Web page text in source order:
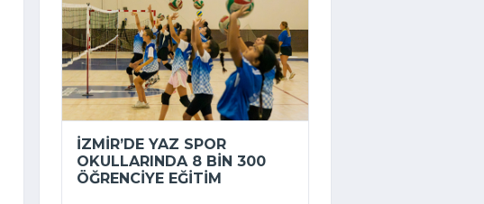
İZMIR’DE YAZ SPOR
OKULLARINDA 8 BIN 300
ÖĞRENCIYE EĞITIM